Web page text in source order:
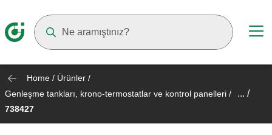
Home / Ürünler /
Genleşme tankları, krono-termostatlar ve kontrol panelleri / ... /
738427